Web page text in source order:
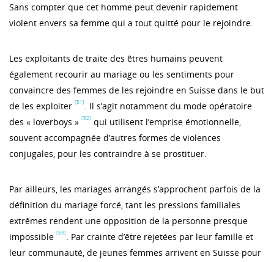
Sans compter que cet homme peut devenir rapidement
violent envers sa femme qui a tout quitté pour le rejoindre.
Les exploitants de traite des êtres humains peuvent
également recourir au mariage ou les sentiments pour
convaincre des femmes de les rejoindre en Suisse dans le but
de les exploiter [51] . Il s’agit notamment du mode opératoire
des « loverboys » [52] qui utilisent l’emprise émotionnelle,
souvent accompagnée d’autres formes de violences
conjugales, pour les contraindre à se prostituer.
Par ailleurs, les mariages arrangés s’approchent parfois de la
définition du mariage forcé, tant les pressions familiales
extrêmes rendent une opposition de la personne presque
impossible [53] . Par crainte d’être rejetées par leur famille et
leur communauté, de jeunes femmes arrivent en Suisse pour